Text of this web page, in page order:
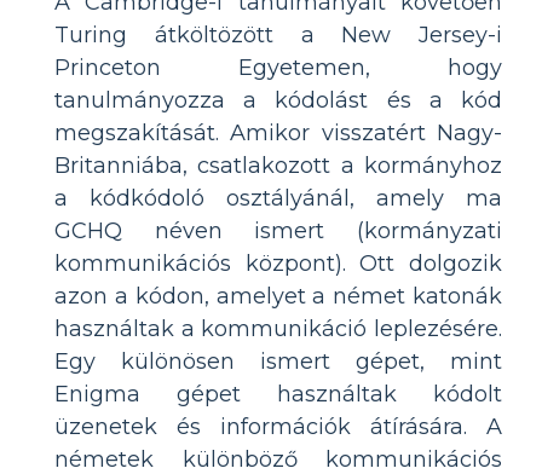
Turing átköltözött a New Jersey-i
Princeton Egyetemen, hogy
tanulmányozza a kódolást és a kód
megszakítását. Amikor visszatért Nagy-
Britanniába, csatlakozott a kormányhoz
a kódkódoló osztályánál, amely ma
GCHQ néven ismert (kormányzati
kommunikációs központ). Ott dolgozik
azon a kódon, amelyet a német katonák
használtak a kommunikáció leplezésére.
Egy különösen ismert gépet, mint
Enigma gépet használtak kódolt
üzenetek és információk átírására. A
németek különböző kommunikációs